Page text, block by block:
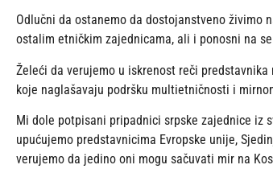
Odlučni da ostanemo da dostojanstveno živimo
ostalim etničkim zajednicama, ali i ponosni na
Želeći da verujemo u iskrenost reči
koje naglašavaju podršku multietničnosti i
Mi dole potpisani pripadnici srpske zajednice iz
upućujemo predstavnicima Evropske unije,
verujemo da jedino oni mogu sačuvati mir na